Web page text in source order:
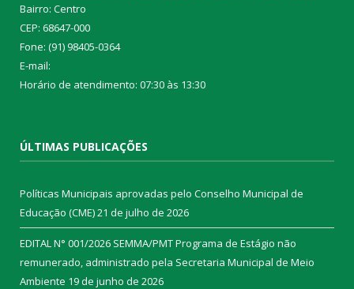
Bairro: Centro
CEP: 68647-000
Fone: (91) 98405-0364
E-mail:
Horário de atendimento: 07:30 às 13:30
ÚLTIMAS PUBLICAÇÕES
Políticas Municipais aprovadas pelo Conselho Municipal de
Educação (CME)21 de julho de 2026
EDITAL N° 001/2026 SEMMA/PMT Programa de Estágio não
remunerado, administrado pela Secretaria Municipal de Meio
Ambiente 19 de junho de 2026